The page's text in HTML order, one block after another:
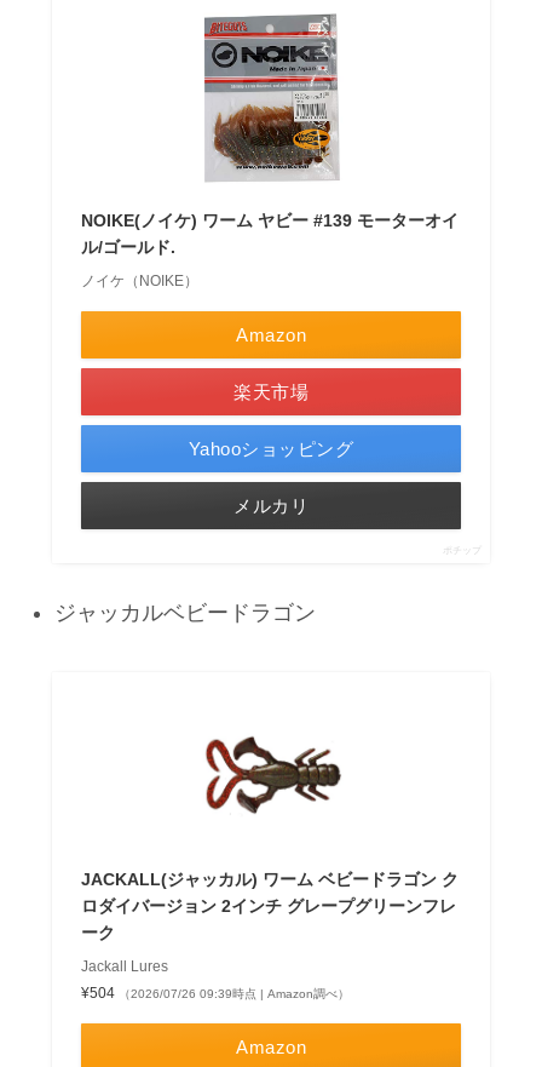
NOIKE(ノイケ) ワーム ヤビー #139 モーターオイ
ル/ゴールド.
ノイケ（NOIKE）
Amazon
楽天市場
Yahooショッピング
メルカリ
ポチップ
ジャッカルベビードラゴン
JACKALL(ジャッカル) ワーム ベビードラゴン ク
ロダイバージョン 2インチ グレープグリーンフレ
ーク
Jackall Lures
¥504
（2026/07/26 09:39時点 | Amazon調べ）
Amazon